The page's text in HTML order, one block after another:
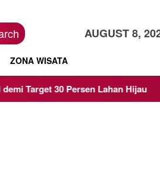
AUGUST 8,
ZONA WISATA
Persen Lahan Hijau